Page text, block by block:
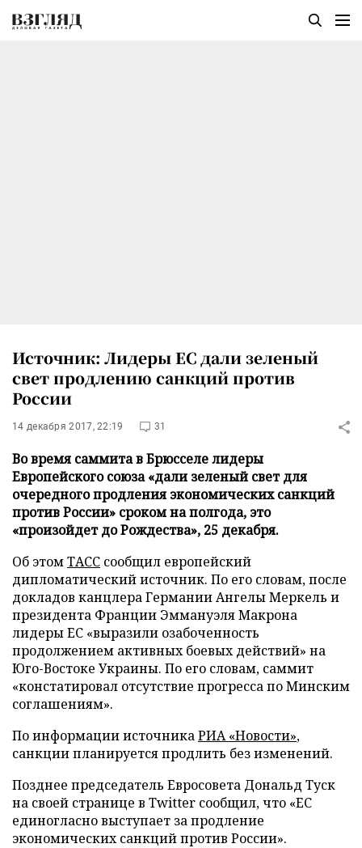
Источник: Лидеры ЕС дали зеленый
свет продлению санкций против
России
14 декабря 2017, 22:19 31
Во время саммита в Брюсселе лидеры
Европейского союза «дали зеленый свет для
очередного продления экономических санкций
против России» сроком на полгода, это
«произойдет до Рождества», 25 декабря.
Об этомТАСС сообщил европейский
дипломатический источник. По его словам, после
докладов канцлера Германии Ангелы Меркель и
президента Франции Эммануэля Макрона
лидеры ЕС «выразили озабоченность
продолжением активных боевых действий» на
Юго-Востоке Украины. По его словам, саммит
«констатировал отсутствие прогресса по Минским
соглашениям».
По информации источникаРИА «Новости»,
санкции планируется продлить без изменений.
Позднее председатель Евросовета Дональд Туск
на своей странице в Twitter сообщил, что «ЕС
единогласно выступает за продление
экономических санкций против России».